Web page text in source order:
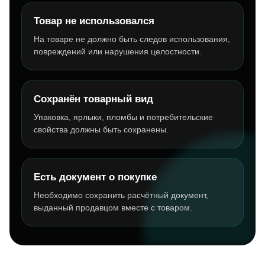
Товар не использовался
На товаре не должно быть следов использования,
повреждений или нарушения целостности.
Сохранён товарный вид
Упаковка, ярлыки, пломбы и потребительские
свойства должны быть сохранены.
Есть документ о покупке
Необходимо сохранить расчётный документ,
выданный продавцом вместе с товаром.